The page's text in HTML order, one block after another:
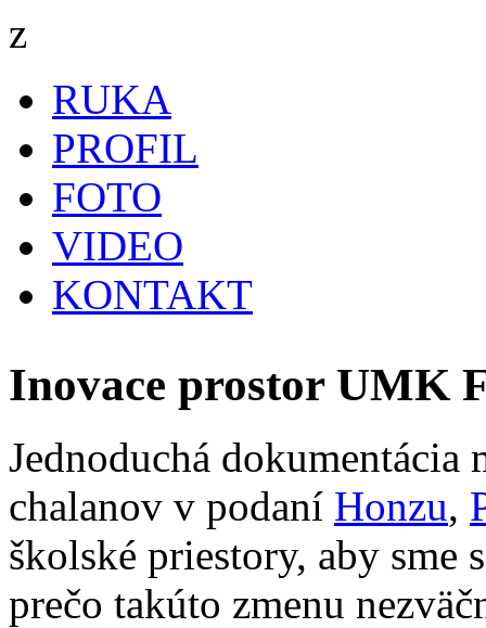
z
RUKA
PROFIL
FOTO
VIDEO
KONTAKT
Inovace prostor UMK
Jednoduchá
chalanov v podaní Honzu,
školské priestory, aby sme
prečo takúto zmenu